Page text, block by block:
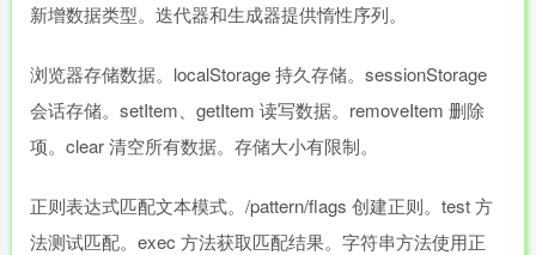
新增数据类型。迭代器和生成器提供惰性序列。
浏览器存储数据。localStorage 持久存储。sessionStorage
会话存储。setItem、getItem 读写数据。removeItem 删除
项。clear 清空所有数据。存储大小有限制。
正则表达式匹配文本模式。/pattern/flags 创建正则。test 方
法测试匹配。exec 方法获取匹配结果。字符串方法使用正